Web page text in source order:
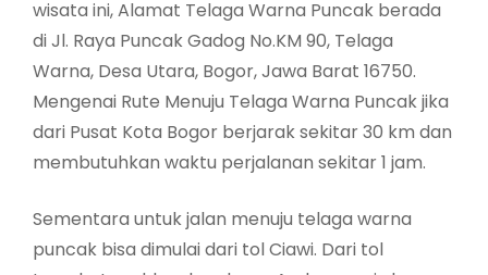
wisata ini, Alamat Telaga Warna Puncak berada
di Jl. Raya Puncak Gadog No.KM 90, Telaga
Warna, Desa Utara, Bogor, Jawa Barat 16750.
Mengenai Rute Menuju Telaga Warna Puncak jika
dari Pusat Kota Bogor berjarak sekitar 30 km dan
membutuhkan waktu perjalanan sekitar 1 jam.
Sementara untuk jalan menuju telaga warna
puncak bisa dimulai dari tol Ciawi. Dari tol